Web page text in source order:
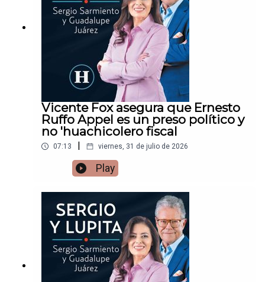
Vicente Fox asegura que Ernesto
Ruffo Appel es un preso político y
no 'huachicolero fiscal
07:13 viernes, 31 de julio de 2026
Play